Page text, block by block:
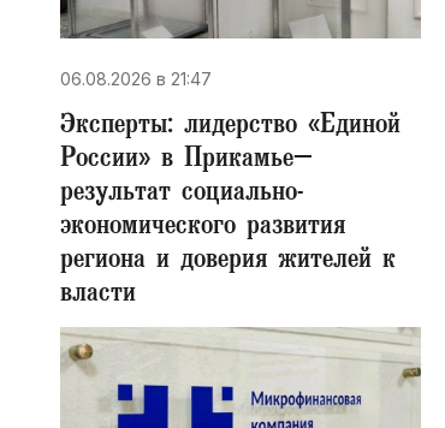
06.08.2026 в 21:47
Эксперты: лидерство «Единой
России» в Прикамье–
результат социально-
экономического развития
региона и доверия жителей к
власти